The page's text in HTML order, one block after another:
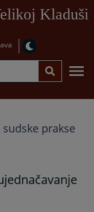
Kladuši
prakse